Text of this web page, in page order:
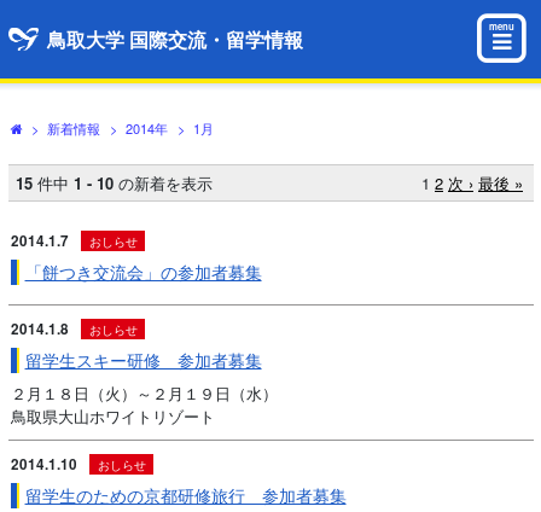
鳥取大学 国際交流・留学情報 menu
> 新着情報 > 2014年 > 1月
15 件中 1 - 10 の新着を表示 1 2 次 › 最後 »
2014.1.7 おしらせ
「餅つき交流会」の参加者募集
2014.1.8 おしらせ
留学生スキー研修 参加者募集
２月１８日（火）～２月１９日（水）
鳥取県大山ホワイトリゾート
2014.1.10 おしらせ
留学生のための京都研修旅行 参加者募集